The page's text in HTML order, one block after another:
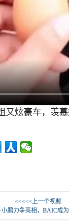
又炫豪车，羡
<<<<<上一个视频
小鹏力争亮相，BAIC成